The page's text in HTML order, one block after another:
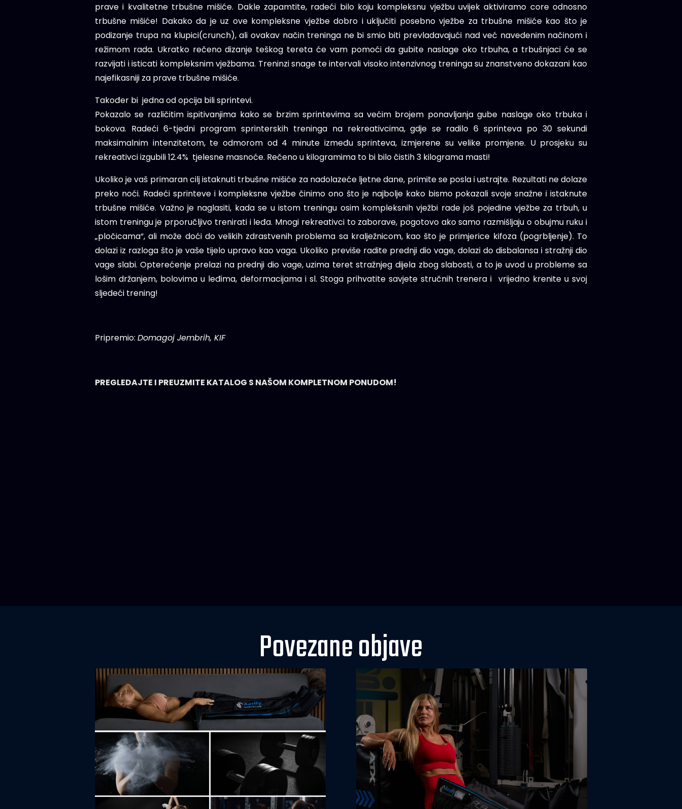
prave i kvalitetne trbušne mišiće. Dakle zapamtite, radeći bilo koju kompleksnu vježbu uvijek aktiviramo core odnosno
trbušne mišiće! Dakako da je uz ove kompleksne vježbe dobro i uključiti posebno vježbe za trbušne mišiće kao što je
podizanje trupa na klupici(crunch), ali ovakav način treninga ne bi smio biti prevladavajući nad već navedenim načinom i
režimom rada. Ukratko rečeno dizanje teškog tereta će vam pomoći da gubite naslage oko trbuha, a trbušnjaci će se
razvijati i isticati kompleksnim vježbama. Treninzi snage te intervali visoko intenzivnog treninga su znanstveno dokazani kao
najefikasniji za prave trbušne mišiće.
Također bi jedna od opcija bili sprintevi.
Pokazalo se različitim ispitivanjima kako se brzim sprintevima sa većim brojem ponavljanja gube naslage oko trbuka i
bokova. Radeći 6-tjedni program sprinterskih treninga na rekreativcima, gdje se radilo 6 sprinteva po 30 sekundi
maksimalnim intenzitetom, te odmorom od 4 minute između sprinteva, izmjerene su velike promjene. U prosjeku su
rekreativci izgubili 12.4% tjelesne masnoće. Rečeno u kilogramima to bi bilo čistih 3 kilograma masti!
Ukoliko je vaš primaran cilj istaknuti trbušne mišiće za nadolazeće ljetne dane, primite se posla i ustrajte. Rezultati ne dolaze
preko noći. Radeći sprinteve i kompleksne vježbe činimo ono što je najbolje kako bismo pokazali svoje snažne i istaknute
trbušne mišiće. Važno je naglasiti, kada se u istom treningu osim kompleksnih vježbi rade još pojedine vježbe za trbuh, u
istom treningu je prporučljivo trenirati i leđa. Mnogi rekreativci to zaborave, pogotovo ako samo razmišljaju o obujmu ruku i
„pločicama“, ali može doći do velikih zdrastvenih problema sa kralježnicom, kao što je primjerice kifoza (pogrbljenje). To
dolazi iz razloga što je vaše tijelo upravo kao vaga. Ukoliko previše radite prednji dio vage, dolazi do disbalansa i stražnji dio
vage slabi. Opterećenje prelazi na prednji dio vage, uzima teret stražnjeg dijela zbog slabosti, a to je uvod u probleme sa
lošim držanjem, bolovima u leđima, deformacijama i sl. Stoga prihvatite savjete stručnih trenera i vrijedno krenite u svoj
sljedeći trening!
Pripremio: Domagoj Jembrih, KIF
PREGLEDAJTE I PREUZMITE KATALOG S NAŠOM KOMPLETNOM PONUDOM!
Povezane objave